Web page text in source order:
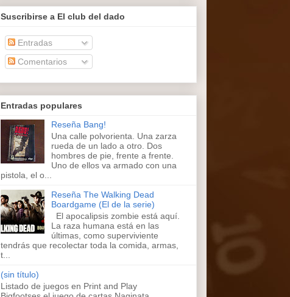
Suscribirse a El club del dado
Entradas
Comentarios
Entradas populares
Reseña Bang!
Una calle polvorienta. Una zarza
rueda de un lado a otro. Dos
hombres de pie, frente a frente.
Uno de ellos va armado con una
pistola, el o...
Reseña The Walking Dead
Boardgame (El de la serie)
El apocalipsis zombie está aquí.
La raza humana está en las
últimas, como superviviente
tendrás que recolectar toda la comida, armas,
t...
(sin título)
Listado de juegos en Print and Play